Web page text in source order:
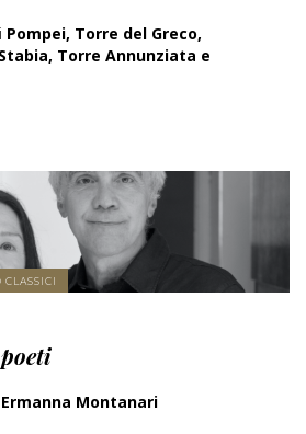
Pompei, Torre del Greco,
Torre Annunziata e
CLASSICI
Montanari
SCOPRI DI PIÙ